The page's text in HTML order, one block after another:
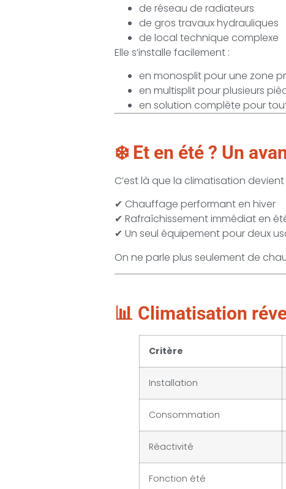
de réseau de radiateurs
de gros travaux hydrauliques
de local technique complexe
Elle s’installe facilement :
en monosplit pour une zone
en multisplit pour plusieurs
en solution complète pour
❄️ Et en été ? Un
C’est là que la climatisation
✔ Chauffage performant en hiver
✔ Rafraîchissement immédiat en
✔ Un seul équipement pour deux
On ne parle plus seulement de
📊 Climatisation
Critère
Installation
Consommation
Réactivité
Fonction été